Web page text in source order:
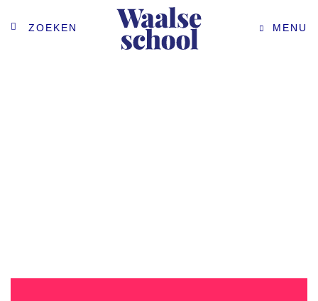
ZOEKEN MENU